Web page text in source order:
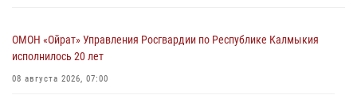
ОМОН «Ойрат» Управления Росгвардии по Республике Калмыкия
исполнилось 20 лет
08 августа 2026, 07:00